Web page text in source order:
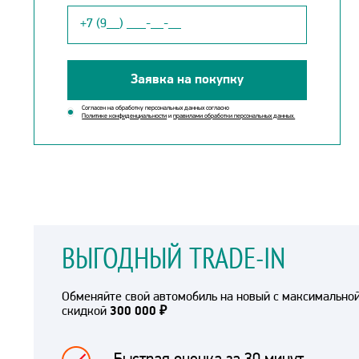
Заявка на покупку
Согласен на обработку персональных данных согласно
Политике конфиденциальности иправилами обработки персональных данных.
ВЫГОДНЫЙ TRADE-IN
Обменяйте свой автомобиль на новый с
скидкой 300 000 ₽